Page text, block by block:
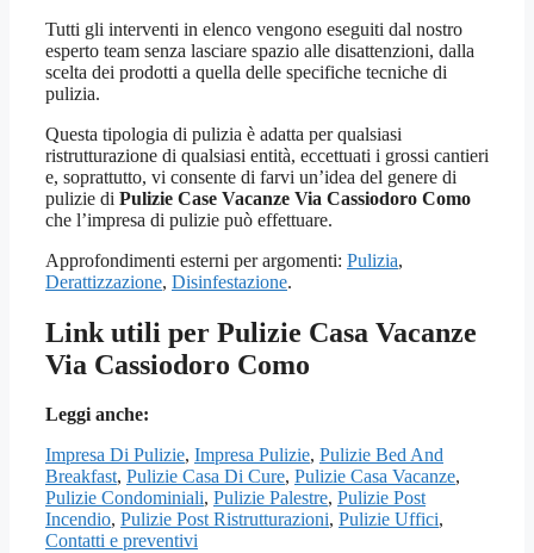
Tutti gli interventi in elenco vengono eseguiti dal nostro
esperto team senza lasciare spazio alle disattenzioni, dalla
scelta dei prodotti a quella delle specifiche tecniche di
pulizia.
Questa tipologia di pulizia è adatta per qualsiasi
ristrutturazione di qualsiasi entità, eccettuati i grossi cantieri
e, soprattutto, vi consente di farvi un’idea del genere di
pulizie di Pulizie Case Vacanze Via Cassiodoro Como
che l’impresa di pulizie può effettuare.
Approfondimenti esterni per argomenti: Pulizia,
Derattizzazione, Disinfestazione.
Link utili per Pulizie Casa Vacanze
Via Cassiodoro Como
Leggi anche:
Impresa Di Pulizie, Impresa Pulizie, Pulizie Bed And
Breakfast, Pulizie Casa Di Cure, Pulizie Casa Vacanze,
Pulizie Condominiali, Pulizie Palestre, Pulizie Post
Incendio, Pulizie Post Ristrutturazioni, Pulizie Uffici,
Contatti e preventivi